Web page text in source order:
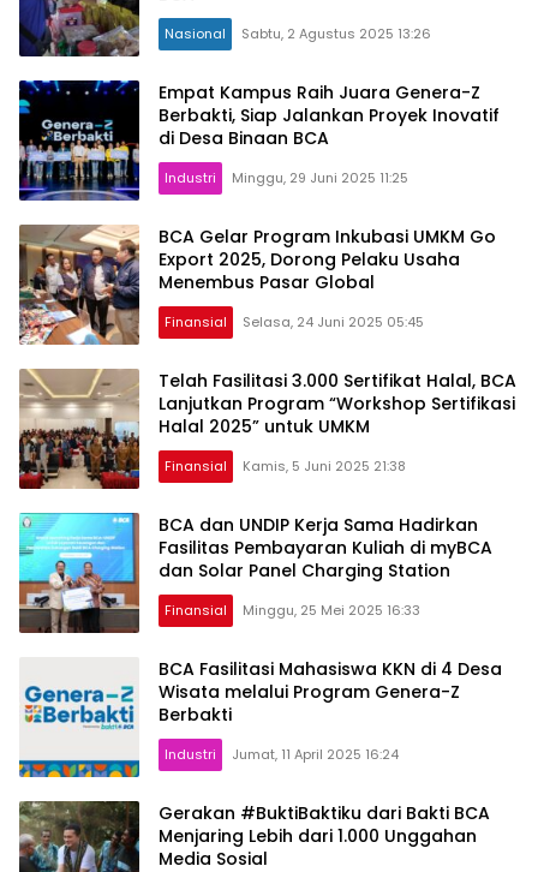
Nasional Sabtu, 2 Agustus 2025 13:26
Empat Kampus Raih Juara Genera-Z
Berbakti, Siap Jalankan Proyek Inovatif
di Desa Binaan BCA
Industri Minggu, 29 Juni 2025 11:25
BCA Gelar Program Inkubasi UMKM Go
Export 2025, Dorong Pelaku Usaha
Menembus Pasar Global
Finansial Selasa, 24 Juni 2025 05:45
Telah Fasilitasi 3.000 Sertifikat Halal, BCA
Lanjutkan Program “Workshop Sertifikasi
Halal 2025” untuk UMKM
Finansial Kamis, 5 Juni 2025 21:38
BCA dan UNDIP Kerja Sama Hadirkan
Fasilitas Pembayaran Kuliah di myBCA
dan Solar Panel Charging Station
Finansial Minggu, 25 Mei 2025 16:33
BCA Fasilitasi Mahasiswa KKN di 4 Desa
Wisata melalui Program Genera-Z
Berbakti
Industri Jumat, 11 April 2025 16:24
Gerakan #BuktiBaktiku dari Bakti BCA
Menjaring Lebih dari 1.000 Unggahan
Media Sosial